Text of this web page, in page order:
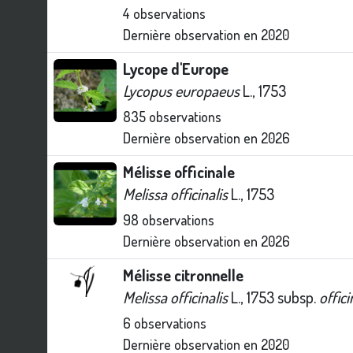
4 observations
Dernière observation en 2020
Lycope d'Europe
Lycopus europaeusL., 1753
835 observations
Dernière observation en 2026
Mélisse officinale
Melissa officinalisL., 1753
98 observations
Dernière observation en 2026
Mélisse citronnelle
Melissa officinalisL., 1753 subsp.
6 observations
Dernière observation en 2020